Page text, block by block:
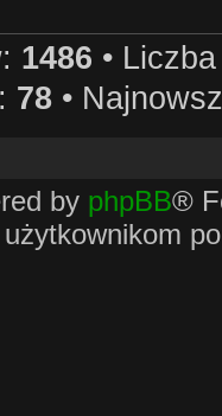
1486 •
78•
by phpBB®